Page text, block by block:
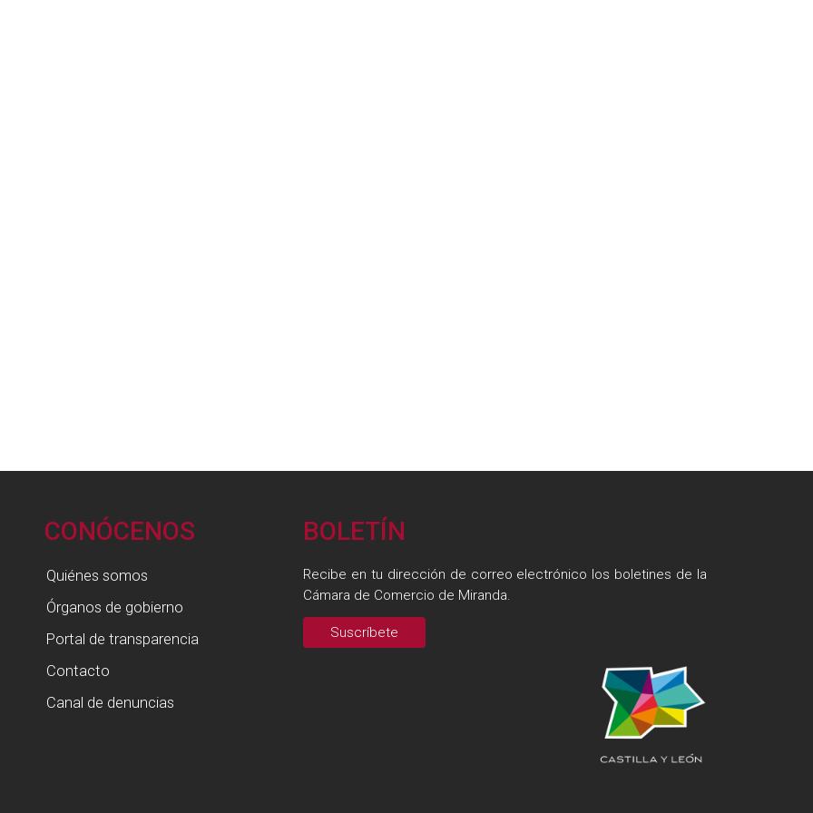
CONÓCENOS
Quiénes somos
Órganos de gobierno
Portal de transparencia
Contacto
Canal de denuncias
BOLETÍN
Recibe en tu dirección de correo electrónico los boletines de la
Cámara de Comercio de Miranda.
Suscríbete